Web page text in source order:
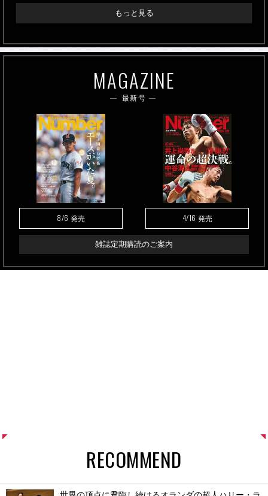
もっと見る
MAGAZINE
最新号
8/6 発売 4/16 発売
雑誌定期購読のご案内
RECOMMEND